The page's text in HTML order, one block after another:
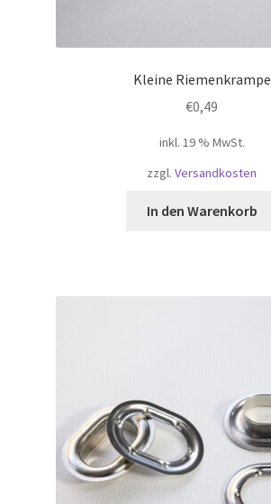
Kleine Riemenkrampe
€0,49
inkl. 19 % MwSt.
zzgl. Versandkosten
In den Warenkorb